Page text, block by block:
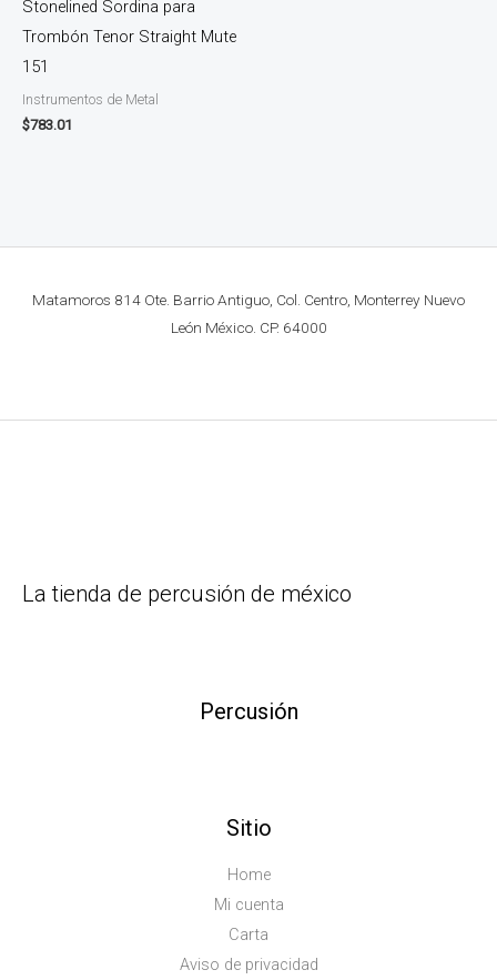
Stonelined Sordina para
Trombón Tenor Straight Mute
151
Instrumentos de Metal
$783.01
Matamoros 814 Ote. Barrio Antiguo, Col. Centro, Monterrey Nuevo
León México. CP. 64000
La tienda de percusión de méxico
Percusión
Sitio
Home
Mi cuenta
Carta
Aviso de privacidad